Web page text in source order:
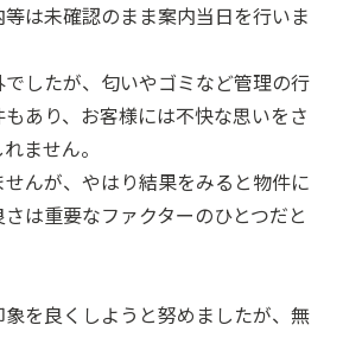
は未確認のまま案内当日を行いま
したが、匂いやゴミなど管理の行
あり、お客様には不快な思いをさ
ません。
んが、やはり結果をみると物件に
は重要なファクターのひとつだと
を良くしようと努めましたが、無